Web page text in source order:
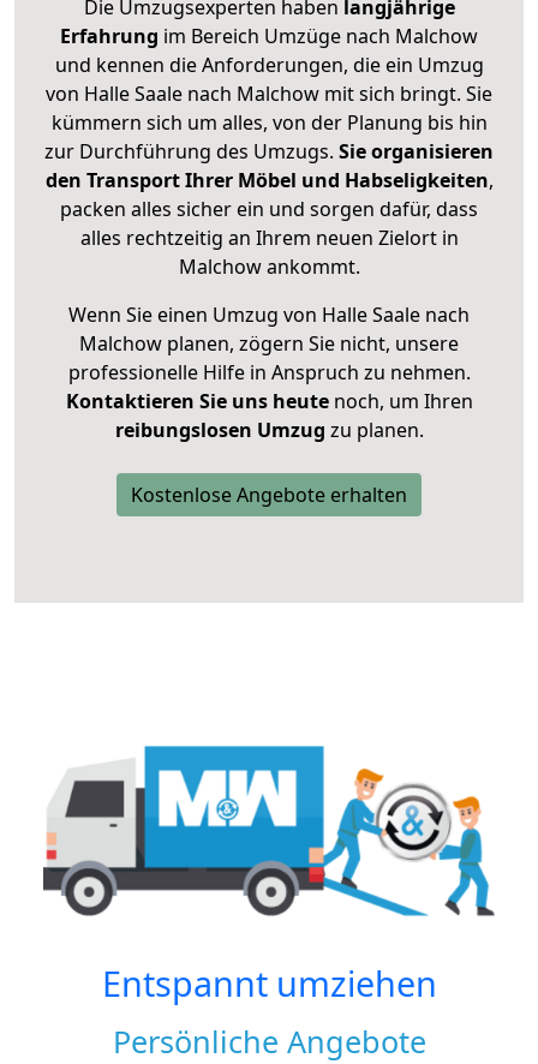
Die Umzugsexperten haben langjährige
Erfahrung im Bereich Umzüge nach Malchow
und kennen die Anforderungen, die ein Umzug
von Halle Saale nach Malchow mit sich bringt. Sie
kümmern sich um alles, von der Planung bis hin
zur Durchführung des Umzugs. Sie organisieren
den Transport Ihrer Möbel und Habseligkeiten,
packen alles sicher ein und sorgen dafür, dass
alles rechtzeitig an Ihrem neuen Zielort in
Malchow ankommt.
Wenn Sie einen Umzug von Halle Saale nach
Malchow planen, zögern Sie nicht, unsere
professionelle Hilfe in Anspruch zu nehmen.
Kontaktieren Sie uns heutenoch, um Ihren
reibungslosen Umzug zu planen.
Kostenlose Angebote erhalten
Entspannt umziehen
Persönliche Angebote